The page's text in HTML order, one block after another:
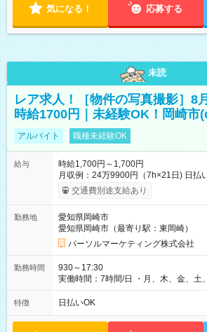
気になる！ 応募する
未読
レア求人！［物件の写真撮影］8
時給1700円｜未経験OK！岡崎市
アルバイト 職種未経験OK
給与
時給1,700円～1,700円
月収例：24万9900円（7h×21日) 日払い、週払いOK（規定有
り） 【試用期間】試用期間なし
交通費別途支給あり
勤務地
愛知県岡崎市
愛知県岡崎市（最寄り駅：東岡崎）
パーソルマーケティング株式会社
勤務時間
930～17:30
実働時間：7時間/日 ・月、木、金、土
は固定休です／夏季、年末年始等、長
フト！ 残業ほぼナシ（0～5h/月）
特徴 日払いOK